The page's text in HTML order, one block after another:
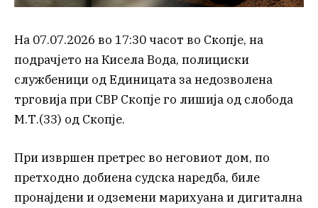
На 07.07.2026 во 17:30 часот во Скопје, на
подрачјето на Кисела Вода, полициски
службеници од Единицата за недозволена
трговија при СВР Скопје го лишија од слобода
М.Т.(33) од Скопје.
При извршен претрес во неговиот дом, по
претходно добиена судска наредба, биле
пронајдени и одземени марихуана и дигитална